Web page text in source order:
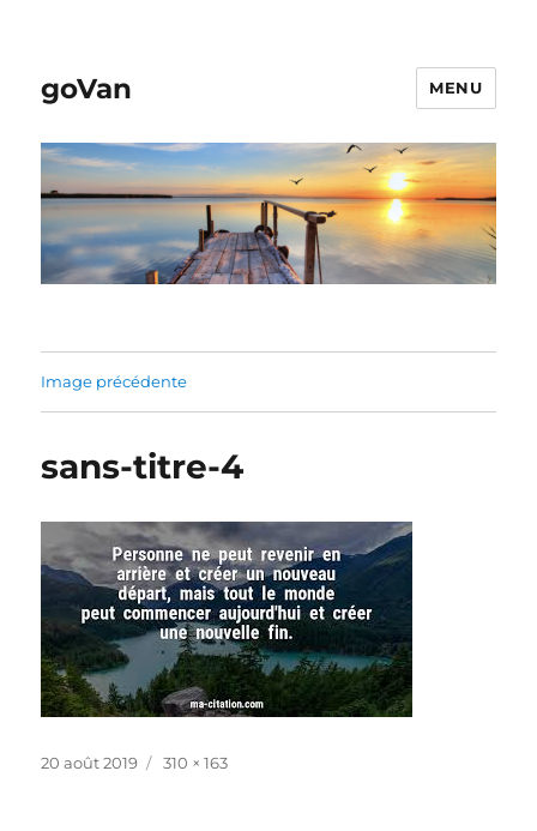
goVan MENU
Image précédente
sans-titre-4
Publié
20 août 2019
Taille
310 × 163